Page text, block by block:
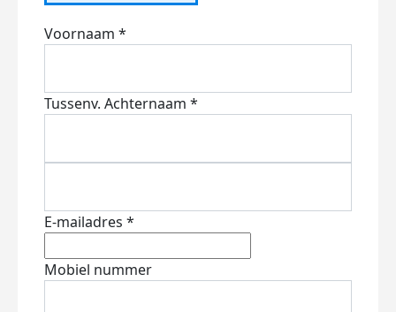
Voornaam *
Tussenv. Achternaam *
E-mailadres *
Mobiel nummer